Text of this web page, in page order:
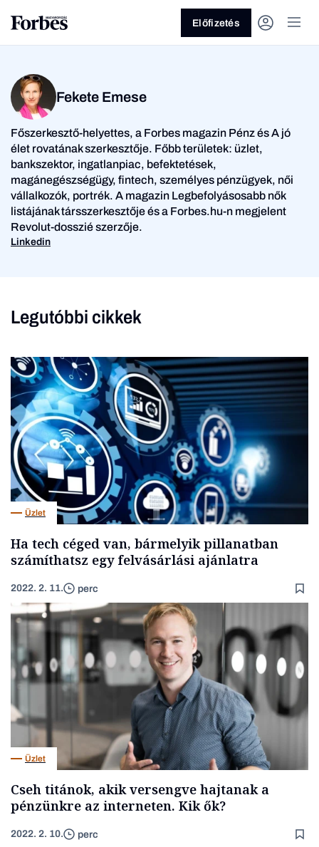
Vagy fedezze fel
Üzlet Pénz
Előfizetés
Fekete Emese
Főszerkesztő-helyettes, a Forbes magazin Pénz és A jó
élet rovatának szerkesztője. Főbb területek: üzlet,
bankszektor, ingatlanpiac, befektetések,
magánegészségügy, fintech, személyes pénzügyek, női
vállalkozók, portrék. A magazin Legbefolyásosabb nők
listájának társszerkesztője és a Forbes.hu-n megjelent
Revolut-dosszié szerzője.
Linkedin
Legutóbbi cikkek
Üzlet
Ha tech céged van, bármelyik pillanatban
számíthatsz egy felvásárlási ajánlatra
2022. 2. 11. perc
Üzlet
Cseh titánok, akik versengve hajtanak a
pénzünkre az interneten. Kik ők?
2022. 2. 10. perc